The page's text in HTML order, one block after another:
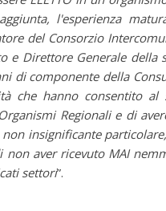
l'esperienza
del Consorzio
Direttore Generale della
di componente della
che hanno consentito al
Regionali e di
non insignificante
aver ricevuto MAI
settori”.